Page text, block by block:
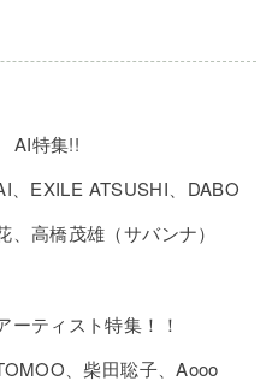
AI特集!!
、EXILE ATSUSHI、DABO
、高橋茂雄（サバンナ）
ーティスト特集！！
、柴田聡子、Aooo